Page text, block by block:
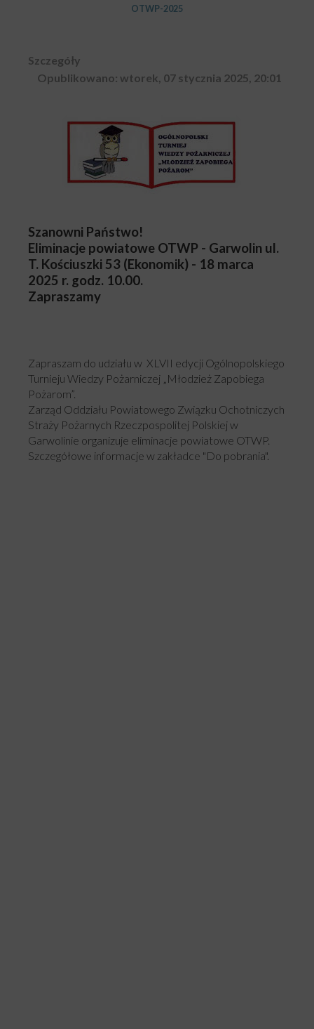
OTWP-2025
Szczegóły
Opublikowano: wtorek, 07 stycznia 2025, 20:01
Szanowni Państwo!
Eliminacje powiatowe OTWP - Garwolin ul.
T. Kościuszki 53 (Ekonomik) - 18 marca
2025 r. godz. 10.00.
Zapraszamy
Zapraszam do udziału w XLVII edycji Ogólnopolskiego
Turnieju Wiedzy Pożarniczej „Młodzież Zapobiega
Pożarom”.
Zarząd Oddziału Powiatowego Związku Ochotniczych
Straży Pożarnych Rzeczpospolitej Polskiej w
Garwolinie organizuje eliminacje powiatowe OTWP.
Szczegółowe informacje w zakładce "Do pobrania".